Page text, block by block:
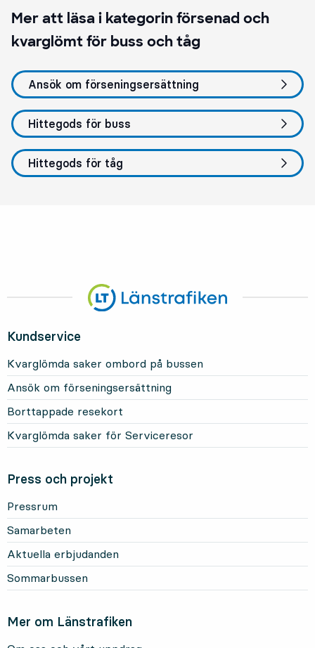
Mer att läsa i kategorinförsenad och
kvarglömt för buss och tåg
Ansök om förseningsersättning
Hittegods för buss
Hittegods för tåg
Kundservice
Kvarglömda saker ombord på bussen
Ansök om förseningsersättning
Borttappade resekort
Kvarglömda saker för Serviceresor
Press och projekt
Pressrum
Samarbeten
Aktuella erbjudanden
Sommarbussen
Mer om Länstrafiken